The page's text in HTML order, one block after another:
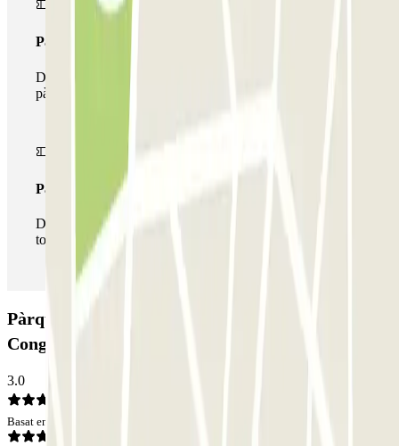
Passi multipàrquing
Durant la teva estada podràs fer ús de tota la xarxa de
pàrquings d'aquest operador disponibles a Parclick.
Passi il·limitat
Durant la teva estada podràs entrar i sortir del pàrquing
totes les vegades que vulguis.
Pàrquing Stade Nautique - Proche Palais des
Congrès Paris-Est Zenpark: Opinions
3.0
Basat en 1 opinions